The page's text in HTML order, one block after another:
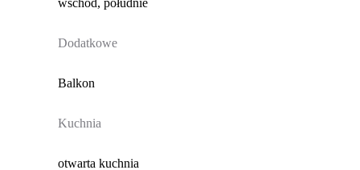
wschód, południe
Dodatkowe
Balkon
Kuchnia
otwarta kuchnia